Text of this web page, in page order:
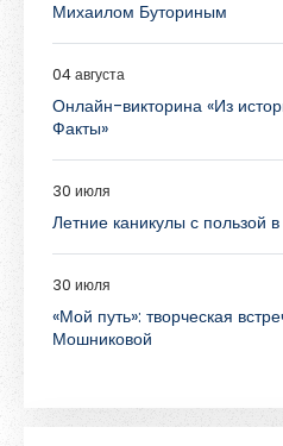
Михаилом Буториным
04 августа
Онлайн-викторина «Из
Факты»
30 июля
Летние каникулы с пользой
30 июля
«Мой путь»: творческая
Мошниковой